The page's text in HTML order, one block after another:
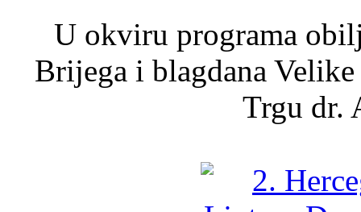
U okviru programa
Brijega i blagdana
Trgu dr.